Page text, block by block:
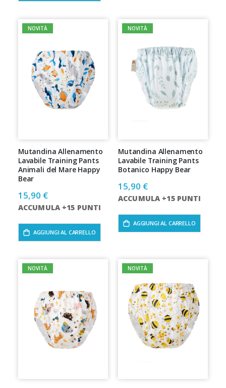
NOVITÀ
Mutandina Allenamento
Lavabile Training Pants
Animali del Mare Happy
Bear
15,90 €
ACCUMULA +15 PUNTI
AGGIUNGI AL CARRELLO
NOVITÀ
Mutandina Allenamento
Lavabile Training Pants
Botanico Happy Bear
15,90 €
ACCUMULA +15 PUNTI
AGGIUNGI AL CARRELLO
NOVITÀ NOVITÀ